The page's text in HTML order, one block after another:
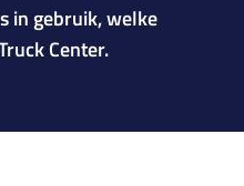
in gebruik, welke
Center.